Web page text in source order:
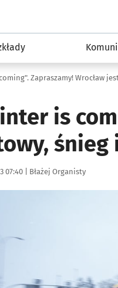
is
śnieg
07:40 | Autor:
Błażej Organisty